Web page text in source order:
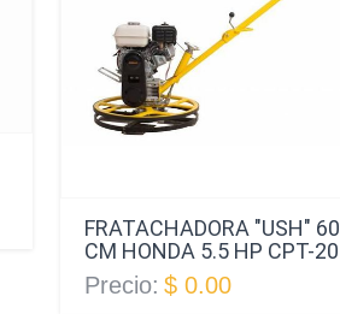
FRATACHADORA "USH" 60
CM HONDA 5.5 HP CPT-20
Precio: $ 0.00